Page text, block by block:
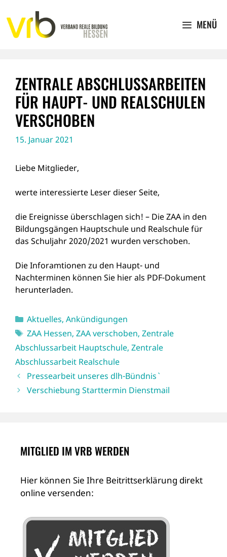
Inhalt
springen
MENÜ
ZENTRALE ABSCHLUSSARBEITEN
FÜR HAUPT- UND REALSCHULEN
VERSCHOBEN
15. Januar 2021
Liebe Mitglieder,
werte interessierte Leser dieser Seite,
die Ereignisse überschlagen sich! – Die ZAA in den
Bildungsgängen Hauptschule und Realschule für
das Schuljahr 2020/2021 wurden verschoben.
Die Inforamtionen zu den Haupt- und
Nachterminen können Sie hier als PDF-Dokument
herunterladen.
Kategorien
Aktuelles, Ankündigungen
Schlagwörter
ZAA Hessen, ZAA verschoben, Zentrale
Abschlussarbeit Hauptschule, Zentrale
Abschlussarbeit Realschule
Pressearbeit unseres dlh-Bündnis`
Verschiebung Starttermin Dienstmail
MITGLIED IM VRB WERDEN
Hier können Sie Ihre Beitrittserklärung direkt
online versenden: